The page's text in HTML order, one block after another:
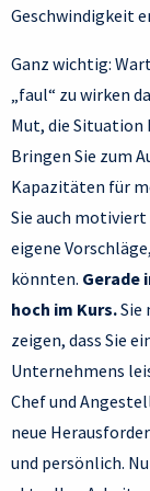
Geschwindigkeit
Ganz wichtig:
„faul“ zu wirken
Mut, die Situation
Bringen Sie zum
Kapazitäten für
Sie auch motiviert
eigene
könnten. Gerade
hoch im Kurs.Sie
zeigen, dass Sie
Unternehmens
Chef und
neue
und persönlich.